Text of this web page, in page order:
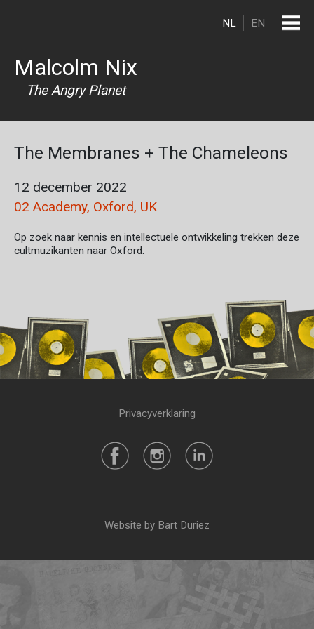
Malcolm Nix
The Angry Planet
NL EN
The Membranes + The Chameleons
12 december 2022
02 Academy, Oxford, UK
Op zoek naar kennis en intellectuele ontwikkeling trekken deze
cultmuzikanten naar Oxford.
Privacyverklaring
Website by Bart Duriez